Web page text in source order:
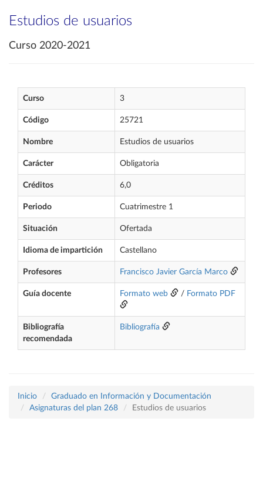
Estudios de usuarios
Curso 2020-2021
Curso 3
Código 25721
Nombre Estudios de usuarios
Carácter Obligatoria
Créditos 6,0
Periodo Cuatrimestre 1
Situación Ofertada
Idioma de impartición Castellano
Profesores Francisco Javier García Marco
Guía docente Formato web / Formato PDF
Bibliografía
recomendada
Bibliografía
Inicio
Graduado en Información y Documentación
Asignaturas del plan 268
Estudios de usuarios